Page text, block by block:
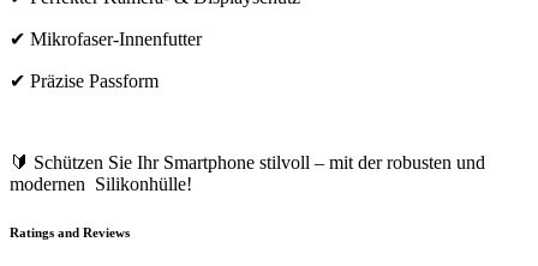
✔ Mikrofaser-Innenfutter
✔ Präzise Passform
🔰 Schützen Sie Ihr Smartphone stilvoll – mit der robusten und
modernen Silikonhülle!
Ratings and Reviews